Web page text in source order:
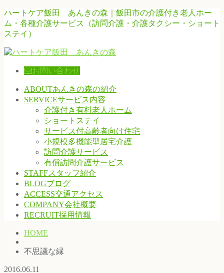
ハートケア飯田 あんきの森｜飯田市の介護付き老人ホー
ム・各種介護サービス（訪問介護・介護タクシー・ショート
ステイ）
お問い合わせ
ABOUTあんきの森の紹介
SERVICEサービス内容
介護付き有料老人ホーム
ショートステイ
サービス付高齢者向け住宅
小規模多機能型居宅介護
訪問介護サービス
有償訪問介護サービス
STAFFスタッフ紹介
BLOGブログ
ACCESS交通アクセス
COMPANY会社概要
RECRUIT採用情報
HOME
不思議な縁
2016.06.11